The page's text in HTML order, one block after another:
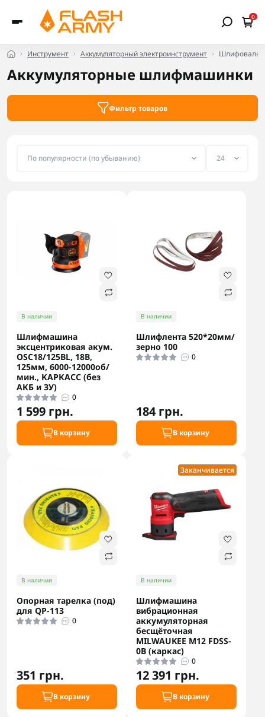
0
Инструмент Аккумуляторный электроинструмент
Аккумуляторные шлифмашинки
Фильтр товаров
В наличии
Шлифмашина
эксцентриковая акум.
OSC18/125BL, 18В,
125мм, 6000-12000об/
мин., КАРКАСС (без
АКБ и ЗУ)
0
1 599 грн.
В корзину
В наличии
Шлифлента 520*20мм/
зерно 100
0
184 грн.
В корзину
В наличии
Опорная тарелка (под)
для QP-113
0
351 грн.
В корзину
Заканчивается
В наличии
Шлифмашина
вибрационная
аккумуляторная
бесщёточная
MILWAUKEE M12 FDSS-
0B (каркас)
0
12 391 грн.
В корзину